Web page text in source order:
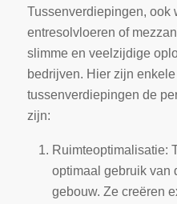
Tussenverdiepingen, ook
entresolvloeren of
slimme en veelzijdige
bedrijven. Hier zijn
tussenverdiepingen de
zijn:
Ruimteoptimalisatie:
optimaal gebruik van
gebouw. Ze creëren